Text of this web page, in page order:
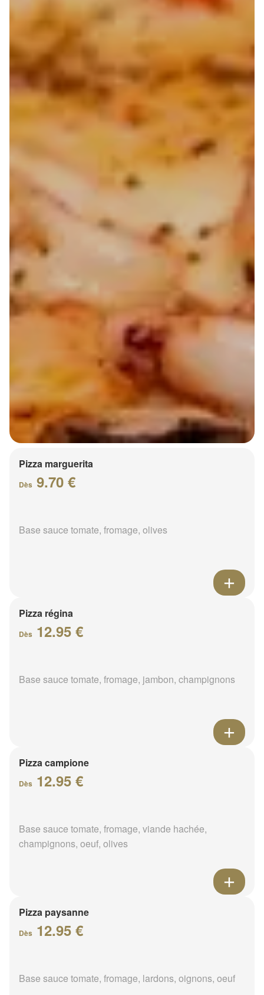
Pizza marguerita
Dès 9.70 €
Base sauce tomate, fromage, olives
Pizza régina
Dès 12.95 €
Base sauce tomate, fromage, jambon, champignons
Pizza campione
Dès 12.95 €
Base sauce tomate, fromage, viande hachée,
champignons, oeuf, olives
Pizza paysanne
Dès 12.95 €
Base sauce tomate, fromage, lardons, oignons, oeuf